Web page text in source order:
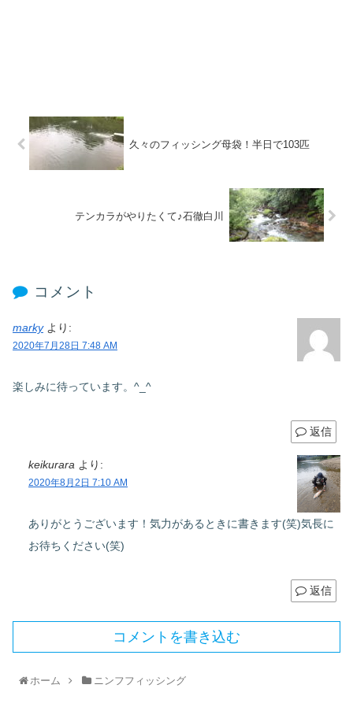
久々のフィッシング母袋！半日で103匹
テンカラがやりたくて♪石徹白川
コメント
marky より:
2020年7月28日 7:48 AM
楽しみに待っています。^_^
返信
keikurara より:
2020年8月2日 7:10 AM
ありがとうございます！気力があるときに書きます(笑)気長に
お待ちください(笑)
返信
コメントを書き込む
ホーム ニンフフィッシング